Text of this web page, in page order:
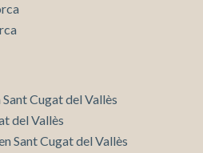
Cugat del Vallès
del Vallès
Sant Cugat del Vallès